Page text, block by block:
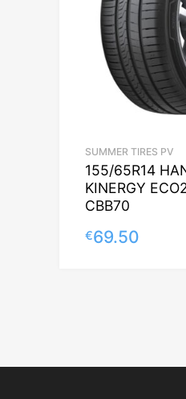
SUMMER TIRES PV
155/65R14
KINERGY
CBB70
€69.50